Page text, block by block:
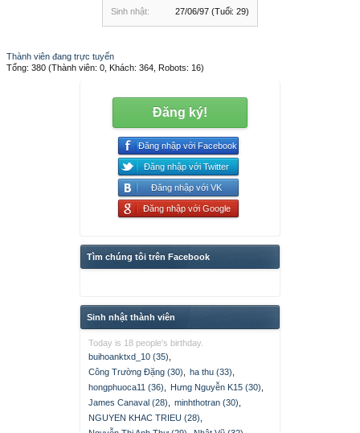
Sinh nhật: 27/06/97 (Tuổi: 29)
Thành viên đang trực tuyến
Tổng: 380 (Thành viên: 0, Khách: 364, Robots: 16)
Đăng ký!
Đăng nhập với Facebook
Đăng nhập với Twitter
Đăng nhập với VK
Đăng nhập với Google
Tìm chúng tôi trên Facebook
Sinh nhật thành viên
Today is 18 people's birthday.
buihoanktxd_10 (35)
Công Trường Đặng (30)
ha thu (33)
hongphuoca11 (36)
Hưng Nguyễn K15 (30)
James Canaval (28)
minhthotran (30)
NGUYEN KHAC TRIEU (28)